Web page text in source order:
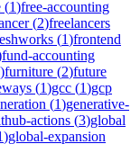
(1)free-accounting
(2)freelancers
(1)frontend
fund-accounting
)furniture (2)future
(1)gcc (1)gcp
(1)generative-
actions (3)global
)global-expansion